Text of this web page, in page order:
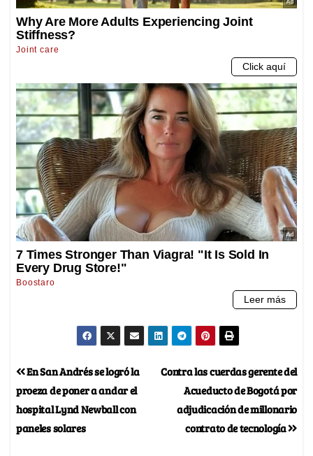
Contra las cuerdas gerente del
Acueducto de Bogotá por
adjudicación de millonario
contrato de tecnología
En San Andrés se logró la
proeza de poner a andar el
hospital Lynd Newball con
paneles solares